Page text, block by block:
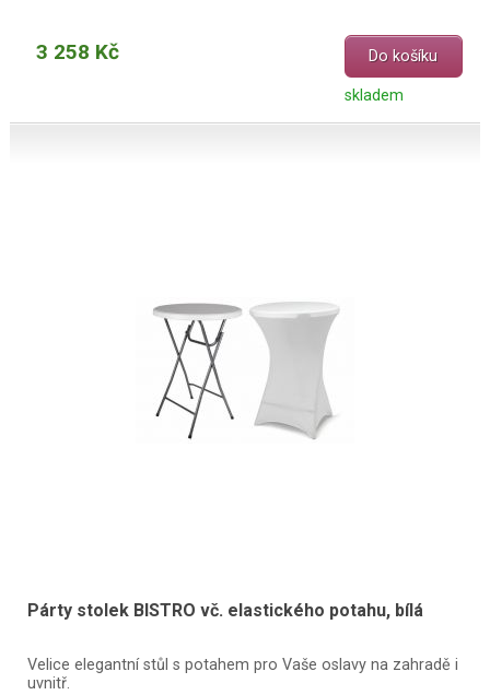
3 258 Kč Do košíku
skladem
Párty stolek BISTRO vč. elastického potahu, bílá
Velice elegantní stůl s potahem pro Vaše oslavy na zahradě i
uvnitř.